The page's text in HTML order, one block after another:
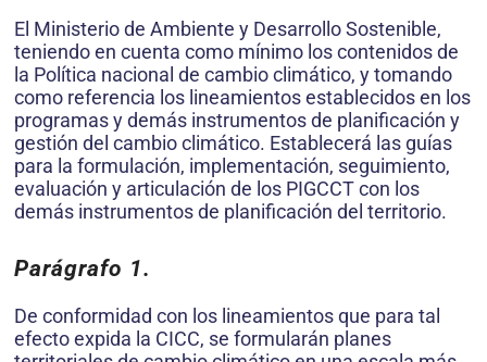
El Ministerio de Ambiente y Desarrollo Sostenible,
teniendo en cuenta como mínimo los contenidos de
la Política nacional de cambio climático, y tomando
como referencia los lineamientos establecidos en los
programas y demás instrumentos de planificación y
gestión del cambio climático. Establecerá las guías
para la formulación, implementación, seguimiento,
evaluación y articulación de los PIGCCT con los
demás instrumentos de planificación del territorio.
Parágrafo 1.
De conformidad con los lineamientos que para tal
efecto expida la CICC, se formularán planes